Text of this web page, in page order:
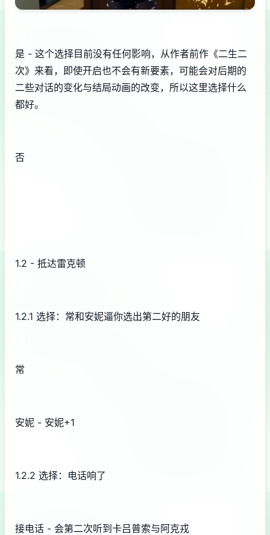
是 - 这个选择目前没有任何影响，从作者前作《二生二
次》来看，即使开启也不会有新要素，可能会对后期的
二些对话的变化与结局动画的改变，所以这里选择什么
都好。
否
1.2 - 抵达雷克顿
1.2.1 选择：常和安妮逼你选出第二好的朋友
常
安妮 - 安妮+1
1.2.2 选择：电话响了
接电话 - 会第二次听到卡吕普索与阿克戎